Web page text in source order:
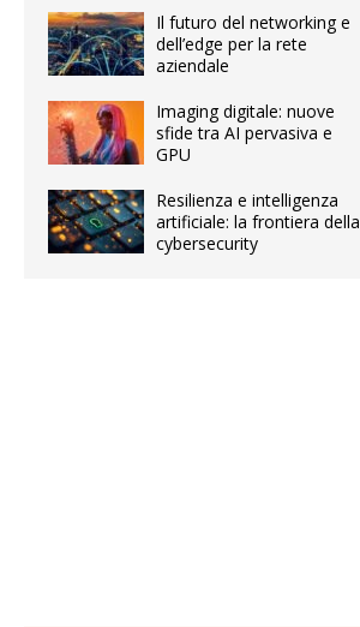
Il futuro del networking e
dell’edge per la rete
aziendale
Imaging digitale: nuove
sfide tra AI pervasiva e
GPU
Resilienza e intelligenza
artificiale: la frontiera della
cybersecurity